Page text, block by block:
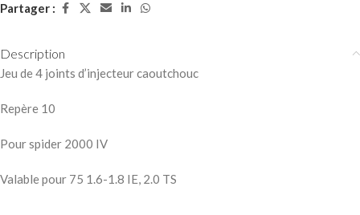
Partager :
Description
Jeu de 4 joints d’injecteur caoutchouc
Repère 10
Pour spider 2000 IV
Valable pour 75 1.6-1.8 IE, 2.0 TS